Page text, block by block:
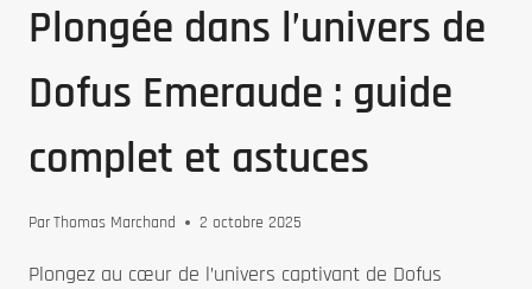
Plongée dans l’univers de
Dofus Emeraude : guide
complet et astuces
ParThomas Marchand 2 octobre 2025
Plongez au cœur de l’univers captivant de Dofus